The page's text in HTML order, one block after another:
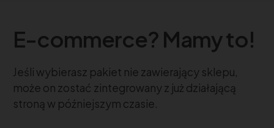
E-commerce? Mamy to!
Jeśli wybierasz pakiet nie zawierający sklepu,
może on zostać zintegrowany z już działającą
stroną w późniejszym czasie.